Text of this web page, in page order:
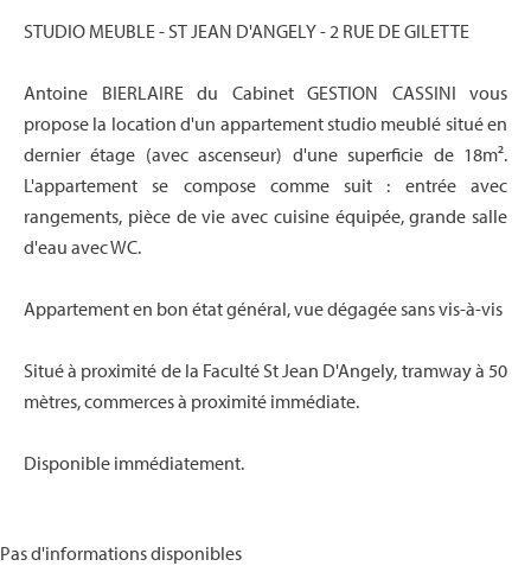
STUDIO MEUBLE - ST JEAN D'ANGELY - 2 RUE DE GILETTE
Antoine BIERLAIRE du Cabinet GESTION CASSINI vous
propose la location d'un appartement studio meublé situé en
dernier étage (avec ascenseur) d'une superficie de 18m².
L'appartement se compose comme suit : entrée avec
rangements, pièce de vie avec cuisine équipée, grande salle
d'eau avec WC.
Appartement en bon état général, vue dégagée sans vis-à-vis
Situé à proximité de la Faculté St Jean D'Angely, tramway à 50
mètres, commerces à proximité immédiate.
Disponible immédiatement.
Pas d'informations disponibles